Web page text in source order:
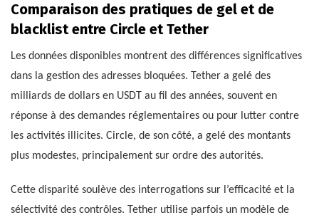
Comparaison des pratiques de gel et de
blacklist entre Circle et Tether
Les données disponibles montrent des différences significatives
dans la gestion des adresses bloquées. Tether a gelé des
milliards de dollars en USDT au fil des années, souvent en
réponse à des demandes réglementaires ou pour lutter contre
les activités illicites. Circle, de son côté, a gelé des montants
plus modestes, principalement sur ordre des autorités.
Cette disparité soulève des interrogations sur l’efficacité et la
sélectivité des contrôles. Tether utilise parfois un modèle de